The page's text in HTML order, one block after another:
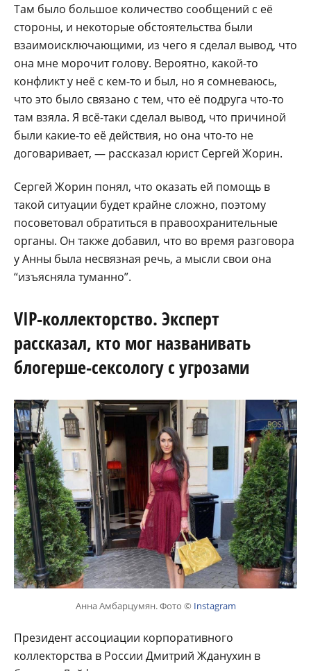
Там было большое количество сообщений с её
стороны, и некоторые обстоятельства были
взаимоисключающими, из чего я сделал вывод, что
она мне морочит голову. Вероятно, какой-то
конфликт у неё с кем-то и был, но я сомневаюсь,
что это было связано с тем, что её подруга что-то
там взяла. Я всё-таки сделал вывод, что причиной
были какие-то её действия, но она что-то не
договаривает, — рассказал юрист Сергей Жорин.
Сергей Жорин понял, что оказать ей помощь в
такой ситуации будет крайне сложно, поэтому
посоветовал обратиться в правоохранительные
органы. Он также добавил, что во время разговора
у Анны была несвязная речь, а мысли свои она
“изъясняла туманно”.
VIP-коллекторство. Эксперт
рассказал, кто мог названивать
блогерше-сексологу с угрозами
Анна Амбарцумян. Фото © Instagram
Президент ассоциации корпоративного
коллекторства в России Дмитрий Жданухин в